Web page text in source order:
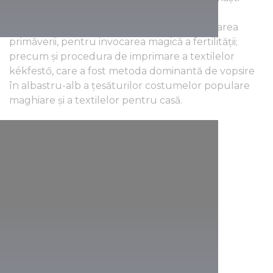
ocrotitoare, pentru alungarea iernii și salutarea
primăverii, pentru invocarea magică a fertilității;
precum și procedura de imprimare a textilelor
kékfestő, care a fost metoda dominantă de vopsire
în albastru-alb a țesăturilor costumelor populare
maghiare și a textilelor pentru casă.